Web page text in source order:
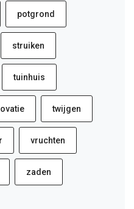
potgrond
struiken
tuinhuis
twijgen
vruchten
zaden